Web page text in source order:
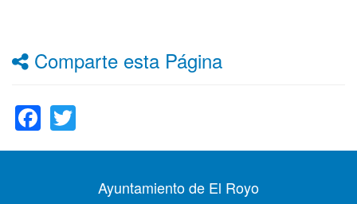
Comparte esta Página
Facebook
Ayuntamiento de El Royo